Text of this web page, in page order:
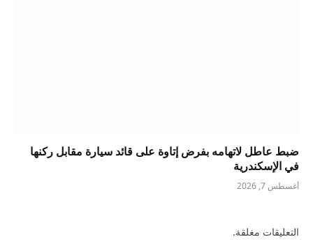
ضبط عاطل لاتهامه بفرض إتاوة على قائد سيارة مقابل ركنها
في الإسكندرية
أغسطس 7, 2026
التعليقات مغلقة.